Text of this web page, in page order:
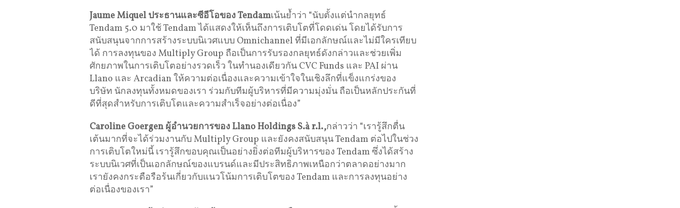
Jaume Miquel ประธานและซีอีโอของ Tendamเน้นย้ำว่า “นับตั้งแต่นำกลยุทธ์
Tendam 5.0 มาใช้ Tendam ได้แสดงให้เห็นถึงการเติบโตที่โดดเด่น โดยได้รับการ
สนับสนุนจากการสร้างระบบนิเวศแบบ Omnichannel ที่มีเอกลักษณ์และไม่มีใครเทียบ
ได้ การลงทุนของ Multiply Group ถือเป็นการรับรองกลยุทธ์ดังกล่าวและช่วยเพิ่ม
ศักยภาพในการเติบโตอย่างรวดเร็ว ในทำนองเดียวกัน CVC Funds และ PAI ผ่าน
Llano และ Arcadian ให้ความต่อเนื่องและความเข้าใจในเชิงลึกที่แข็งแกร่งของ
บริษัท นักลงทุนทั้งหมดของเรา ร่วมกับทีมผู้บริหารที่มีความมุ่งมั่น ถือเป็นหลักประกันที่
ดีที่สุดสำหรับการเติบโตและความสำเร็จอย่างต่อเนื่อง”
Caroline Goergen ผู้อำนวยการของ Llano Holdings S.à r.l.,กล่าวว่า “เรารู้สึกตื่น
เต้นมากที่จะได้ร่วมงานกับ Multiply Group และยังคงสนับสนุน Tendam ต่อไปในช่วง
การเติบโตใหม่นี้ เรารู้สึกขอบคุณเป็นอย่างยิ่งต่อทีมผู้บริหารของ Tendam ซึ่งได้สร้าง
ระบบนิเวศที่เป็นเอกลักษณ์ของแบรนด์และมีประสิทธิภาพเหนือกว่าตลาดอย่างมาก
เรายังคงกระตือรือร้นเกี่ยวกับแนวโน้มการเติบโตของ Tendam และการลงทุนอย่าง
ต่อเนื่องของเรา”